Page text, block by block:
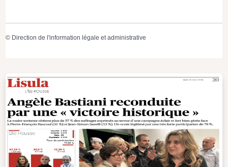
© Direction de l'information légale et administrative